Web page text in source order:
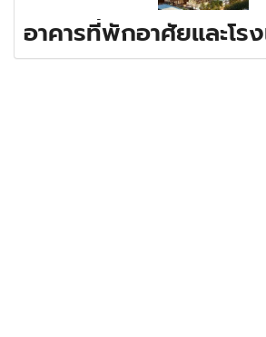
อาคารที่พักอาศัยและโร